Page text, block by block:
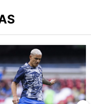
Azul 2-3 Atlante:
de tendencia con